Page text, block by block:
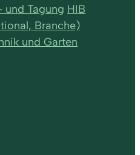
und Tagung HIB
Branche)
und Garten